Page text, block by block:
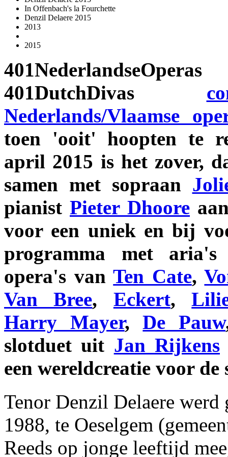
In Offenbach's la Fourchette
Denzil Delaere 2015
2013
2015
401DutchDivas
Nederlands/Vlaamse
toen 'ooit' hoopten te
april 2015 is het zover,
samen met sopraan
pianist Pieter Dhoore
voor een uniek en bij
programma met
opera's vanTen Cate,
Van Bree, Eckert,
Harry Mayer,De Pauw
slotduet uit Jan Rijkens
een wereldcreatie voor de
Tenor Denzil Delaere
1988, te Oeselgem
Reeds op jonge leeftijd